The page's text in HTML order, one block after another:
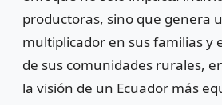
productoras, sino que genera
multiplicador en sus familias y
de sus comunidades rurales,
la visión de un Ecuador más